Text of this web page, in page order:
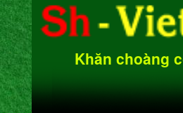
Khăn choàng